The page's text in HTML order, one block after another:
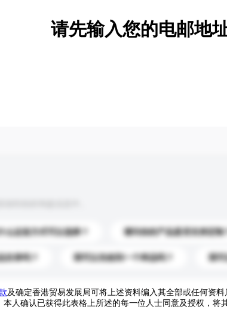
么运送方式可以选择？ 请问你的产品是否支持定制？
目录吗？ 我可以先收到一个样品吗？ 我
请先输入您的电邮地址
及确定香港贸易发展局可将上述资料编入其全部或任何资
人确认已获得此表格上所述的每一位人士同意及授权，将